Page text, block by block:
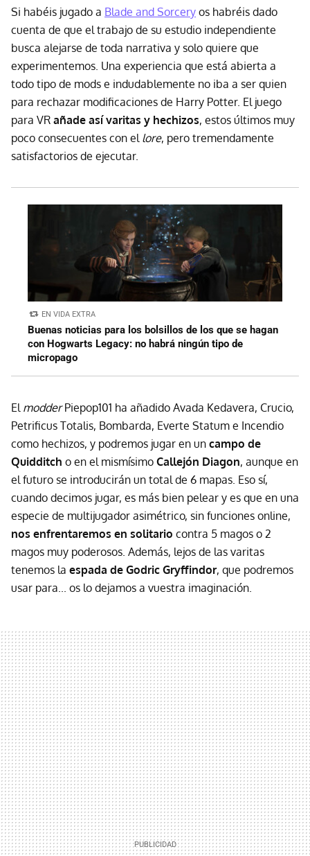
Si habéis jugado a Blade and Sorcery os habréis dado
cuenta de que el trabajo de su estudio independiente
busca alejarse de toda narrativa y solo quiere que
experimentemos. Una experiencia que está abierta a
todo tipo de mods e indudablemente no iba a ser quien
para rechazar modificaciones de Harry Potter. El juego
para VR añade así varitas y hechizos, estos últimos muy
poco consecuentes con el lore, pero tremendamente
satisfactorios de ejecutar.
EN VIDA EXTRA
Buenas noticias para los bolsillos de los que se hagan
con Hogwarts Legacy: no habrá ningún tipo de
micropago
El modderPiepop101 ha añadido Avada Kedavera, Crucio,
Petrificus Totalis, Bombarda, Everte Statum e Incendio
como hechizos, y podremos jugar en un campo de
Quidditch o en el mismísimo Callejón Diagon, aunque en
el futuro se introducirán un total de 6 mapas. Eso sí,
cuando decimos jugar, es más bien pelear y es que en una
especie de multijugador asimétrico, sin funciones online,
nos enfrentaremos en solitario contra 5 magos o 2
magos muy poderosos. Además, lejos de las varitas
tenemos la espada de Godric Gryffindor, que podremos
usar para... os lo dejamos a vuestra imaginación.